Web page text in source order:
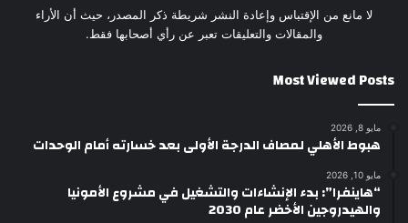
لا مانع من الإقتباس وإعادة النشر شريطة ذكر المصدر، حيث أن الأراء
والمقالات والتعليقات تعبر عن رأي أصحابها فقط.
Most Viewed Posts
مايو 8, 2026
هبوط الأهلي لمصاف الدرجة الأولى بعد خسارته أمام الوحدات
مايو 10, 2026
“هاينفرا”: بدء الإنشاءات والتشغيل في مشروع الأمونيا
والهيدروجين الأخضر عام 2030